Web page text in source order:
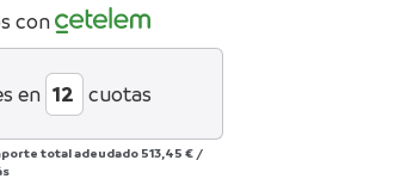
con
en cuotas
total adeudado 513,45 €/